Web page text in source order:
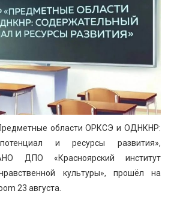
области ОРКСЭ и ОДНКНР:
и ресурсы развития»,
ДПО «Красноярский институт
культуры», прошёл на
23 августа.